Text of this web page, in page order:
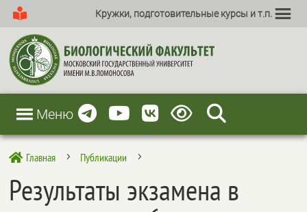
Кружки, подготовительные курсы и т.п.
Меню
 Главная 5 Публикации 5
Результаты экзамена в